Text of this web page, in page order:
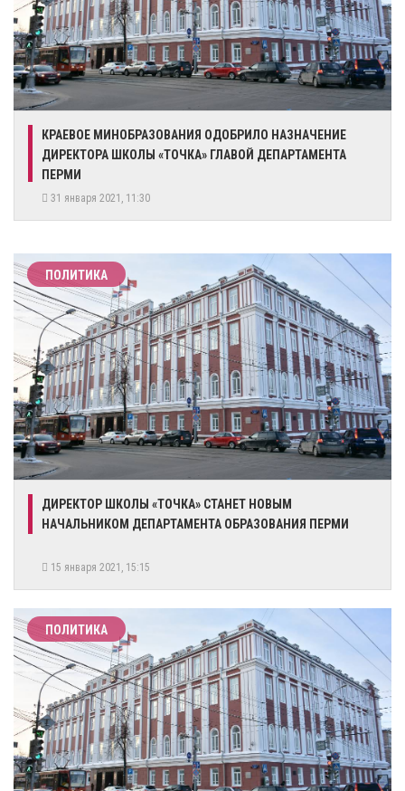
​КРАЕВОЕ МИНОБРАЗОВАНИЯ ОДОБРИЛО НАЗНАЧЕНИЕ
ДИРЕКТОРА ШКОЛЫ «ТОЧКА» ГЛАВОЙ ДЕПАРТАМЕНТА
ПЕРМИ
31 января 2021, 11:30
ПОЛИТИКА
​ДИРЕКТОР ШКОЛЫ «ТОЧКА» СТАНЕТ НОВЫМ
НАЧАЛЬНИКОМ ДЕПАРТАМЕНТА ОБРАЗОВАНИЯ ПЕРМИ
15 января 2021, 15:15
ПОЛИТИКА